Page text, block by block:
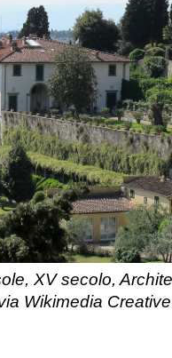
XV secolo,
Wikimedia